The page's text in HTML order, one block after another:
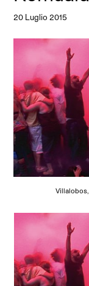
20 Luglio 2015